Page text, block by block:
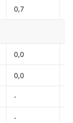
0,7
0,0
0,0
-
-